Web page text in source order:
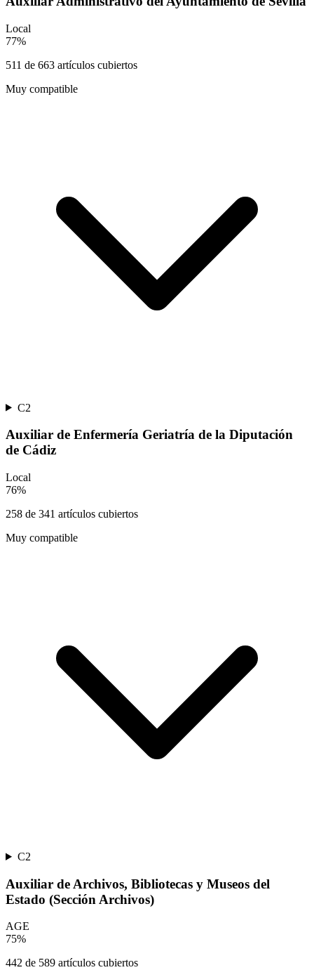
Local
77%
511 de 663 artículos cubiertos
Muy compatible
C2
Auxiliar de Enfermería Geriatría de la Diputación
de Cádiz
Local
76%
258 de 341 artículos cubiertos
Muy compatible
C2
Auxiliar de Archivos, Bibliotecas y Museos del
Estado (Sección Archivos)
AGE
75%
442 de 589 artículos cubiertos